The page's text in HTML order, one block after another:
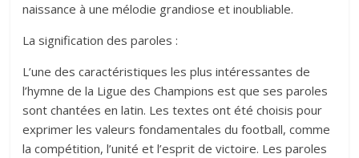
naissance à une mélodie grandiose et inoubliable.
La signification des paroles :
L’une des caractéristiques les plus intéressantes de
l’hymne de la Ligue des Champions est que ses paroles
sont chantées en latin. Les textes ont été choisis pour
exprimer les valeurs fondamentales du football, comme
la compétition, l’unité et l’esprit de victoire. Les paroles